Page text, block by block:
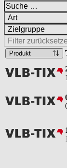
Art
Zielgruppe
Filter
Produkt